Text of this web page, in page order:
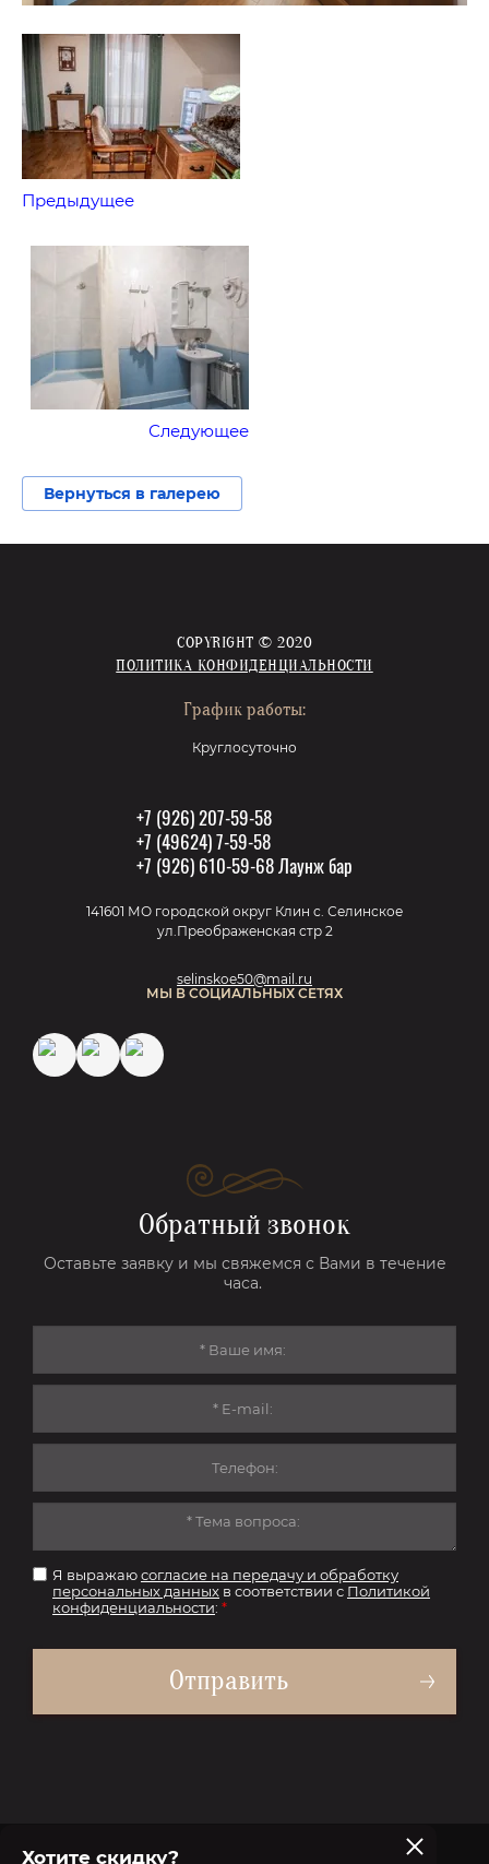
Предыдущее
Следующее
Вернуться в галерею
COPYRIGHT © 2020
ПОЛИТИКА КОНФИДЕНЦИАЛЬНОСТИ
График работы:
Круглосуточно
+7 (926) 207-59-58
+7 (49624) 7-59-58
+7 (926) 610-59-68 Лаунж бар
141601 МО городской округ Клин с. Селинское
ул.Преображенская стр 2
selinskoe50@mail.ru
МЫ В СОЦИАЛЬНЫХ СЕТЯХ
Обратный звонок
Оставьте заявку и мы свяжемся с Вами в течение
часа.
Я выражаюсогласие на передачу и обработку
персональных данных в соответствии с Политикой
конфиденциальности: *
Отправить
Хотите скидку?